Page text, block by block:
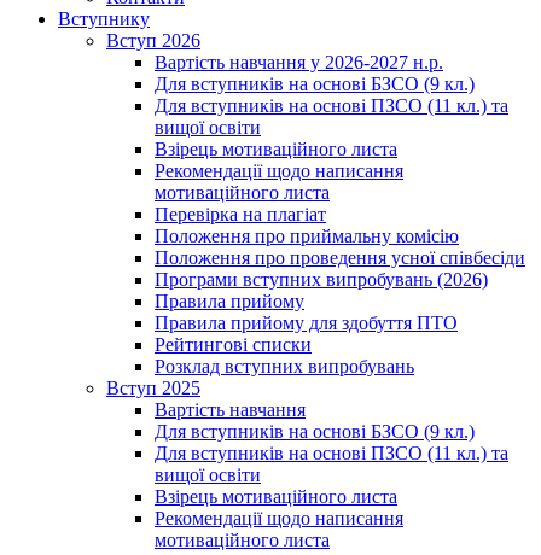
Вступнику
Вступ 2026
Вартість навчання у 2026-2027 н.р.
Для вступників на основі БЗСО (9 кл.)
Для вступників на основі ПЗСО (11 кл.) та
вищої освіти
Взірець мотиваційного листа
Рекомендації щодо написання
мотиваційного листа
Перевірка на плагіат
Положення про приймальну комісію
Положення про проведення усної співбесіди
Програми вступних випробувань (2026)
Правила прийому
Правила прийому для здобуття ПТО
Рейтингові списки
Розклад вступних випробувань
Вступ 2025
Вартість навчання
Для вступників на основі БЗСО (9 кл.)
Для вступників на основі ПЗСО (11 кл.) та
вищої освіти
Взірець мотиваційного листа
Рекомендації щодо написання
мотиваційного листа